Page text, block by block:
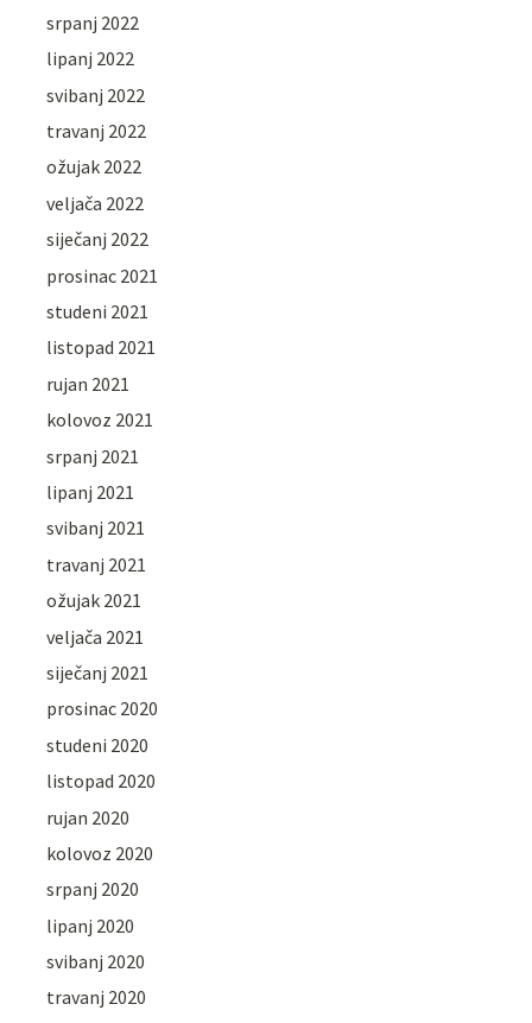
srpanj 2022
lipanj 2022
svibanj 2022
travanj 2022
ožujak 2022
veljača 2022
siječanj 2022
prosinac 2021
studeni 2021
listopad 2021
rujan 2021
kolovoz 2021
srpanj 2021
lipanj 2021
svibanj 2021
travanj 2021
ožujak 2021
veljača 2021
siječanj 2021
prosinac 2020
studeni 2020
listopad 2020
rujan 2020
kolovoz 2020
srpanj 2020
lipanj 2020
svibanj 2020
travanj 2020